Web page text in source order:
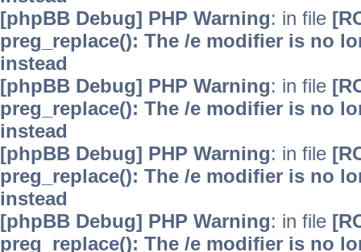
[phpBB Debug] PHP Warning: in file
preg_replace(): The /e modifier is no
instead
[phpBB Debug] PHP Warning: in file
preg_replace(): The /e modifier is no
instead
[phpBB Debug] PHP Warning: in file
preg_replace(): The /e modifier is no
instead
[phpBB Debug] PHP Warning: in file
preg_replace(): The /e modifier is no